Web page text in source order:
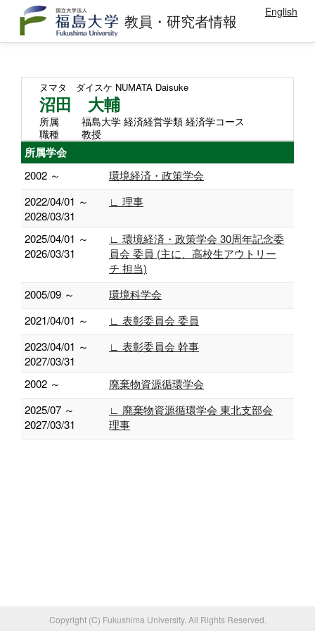
教員・研究者情報 English
ヌマタ ダイスケ NUMATA Daisuke
沼田 大輔
所属
福島大学 経済経営学類 経済学コース
職種
教授
所属学会
2002 ～
環境経済・政策学会
2022/04/01 ～
2028/03/31
∟ 理事
2025/04/01 ～
2026/03/31
∟ 環境経済・政策学会 30周年記念委
員会 委員 (主に、高校生アウトリー
チ 担当)
2005/09 ～
環境科学会
2021/04/01 ～
∟ 表彰委員会 委員
2023/04/01 ～
2027/03/31
∟ 表彰委員会 幹事
2002 ～
廃棄物資源循環学会
2025/07 ～
2027/03/31
∟ 廃棄物資源循環学会 東北支部会
理事
Copyright (C) Fukushima University. All Rights Reserved.